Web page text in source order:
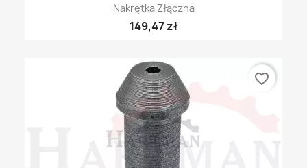
Nakrętka Złączna
149,47 zł
favorite_border